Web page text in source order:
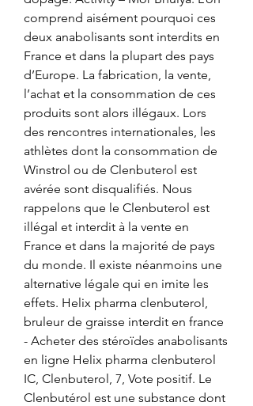
comprend aisément pourquoi ces
deux anabolisants sont interdits en
France et dans la plupart des pays
d’Europe. La fabrication, la vente,
l’achat et la consommation de ces
produits sont alors illégaux. Lors
des rencontres internationales, les
athlètes dont la consommation de
Winstrol ou de Clenbuterol est
avérée sont disqualifiés. Nous
rappelons que le Clenbuterol est
illégal et interdit à la vente en
France et dans la majorité de pays
du monde. Il existe néanmoins une
alternative légale qui en imite les
effets. Helix pharma clenbuterol,
bruleur de graisse interdit en france
- Acheter des stéroïdes anabolisants
en ligne Helix pharma clenbuterol
IC, Clenbuterol, 7, Vote positif. Le
Clenbutérol est une substance dont